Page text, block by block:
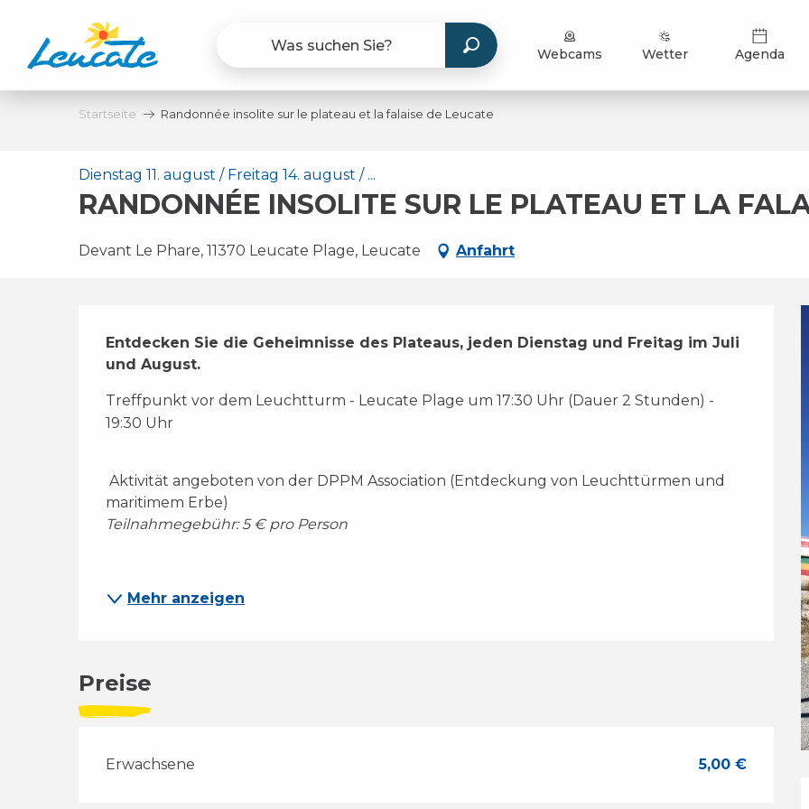
contenu
principal
Webcams Wetter Agenda
Startseite Randonnée insolite sur le plateau et la falaise de Leucate
Dienstag 11. august / Freitag 14. august / ...
RANDONNÉE INSOLITE SUR LE PLATEAU ET LA
Devant Le Phare, 11370 Leucate Plage, Leucate Anfahrt
Beschreibung
Entdecken Sie die Geheimnisse des Plateaus, jeden Dienstag und Freitag im Juli
und August.
Treffpunkt vor dem Leuchtturm - Leucate Plage um 17:30 Uhr (Dauer 2 Stunden) -
19:30 Uhr
Aktivität angeboten von der DPPM Association (Entdeckung von Leuchttürmen und
maritimem Erbe)
Teilnahmegebühr: 5 € pro Person
Mehr anzeigen
Preise
Erwachsene 5,00 €